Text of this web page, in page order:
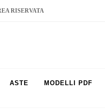
RISERVATA
ASTE MODELLI PDF